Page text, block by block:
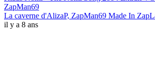
ZapMan69
La caverne d'AlizaP, ZapMan69 Made In
il y a 8 ans